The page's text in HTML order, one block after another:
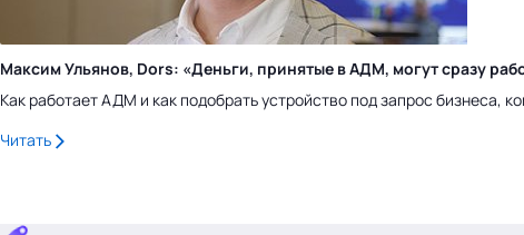
Максим Ульянов, Dors: «Деньги, принятые в АДМ, могут сразу
Как работает АДМ и как подобрать устройство под запрос бизнеса,
Читать